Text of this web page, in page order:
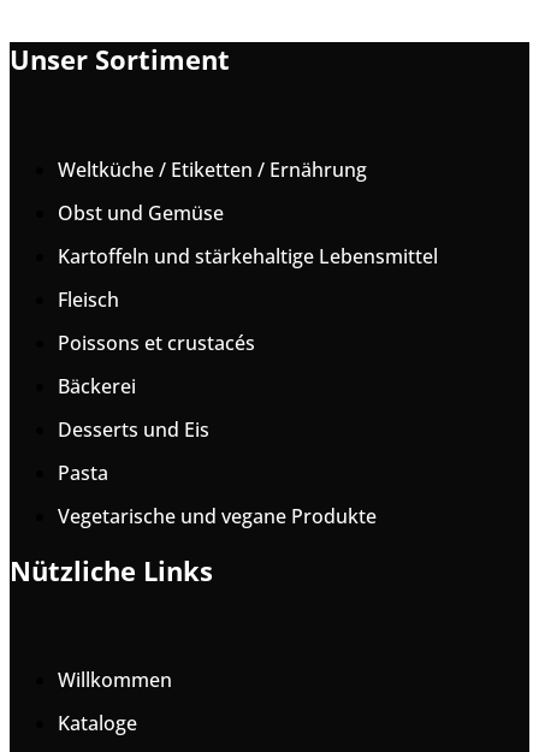
Unser Sortiment
Weltküche / Etiketten / Ernährung
Obst und Gemüse
Kartoffeln und stärkehaltige Lebensmittel
Fleisch
Poissons et crustacés
Bäckerei
Desserts und Eis
Pasta
Vegetarische und vegane Produkte
Nützliche Links
Willkommen
Kataloge